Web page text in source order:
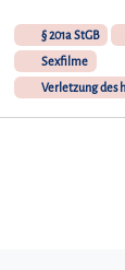
§ 201a StGB
Sexfilme
Verletzung des